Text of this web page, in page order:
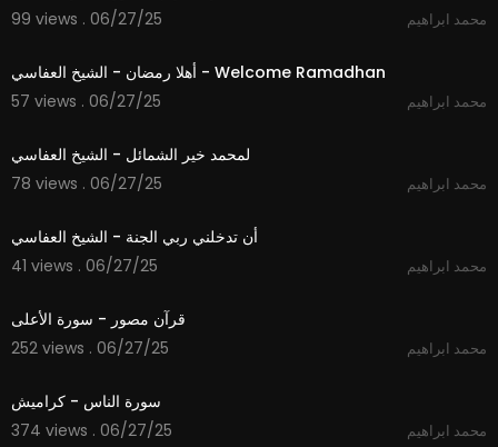
99 views . 06/27/25
محمد ابراهيم
أهلا رمضان - الشيخ العفاسي - Welcome Ramadhan
57 views . 06/27/25
محمد ابراهيم
لمحمد خير الشمائل - الشيخ العفاسي
78 views . 06/27/25
محمد ابراهيم
أن تدخلني ربي الجنة - الشيخ العفاسي
41 views . 06/27/25
محمد ابراهيم
قرآن مصور - سورة الأعلى
252 views . 06/27/25
محمد ابراهيم
سورة الناس - كراميش
374 views . 06/27/25
محمد ابراهيم